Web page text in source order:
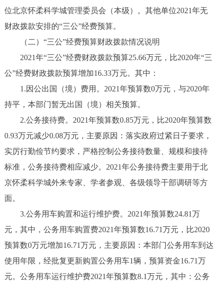
位北京怀柔科学城管理委员会（本级）。其他单位2021年无
财政拨款安排的“三公”经费预算。
（二）“三公”经费预算财政拨款情况说明
2021年“三公”经费财政拨款预算25.66万元，比2020年“三
公”经费财政拨款预算增加16.33万元。其中：
1.因公出国（境）费用。2021年预算数0万元，与2020年
持平，本部门暂无出国（境）相关预算。
2.公务接待费。2021年预算数0.85万元，比2020年预算数
0.93万元减少0.08万元，主要原因：落实政府过紧日子要求，
实厉行勤俭节约要求，严格控制公务接待数量、规模和接待
标准，公务接待费相应减少。2021年公务接待费主要用于北
京怀柔科学城外来专家、学者参观、各级领导干部调研等方
面。
3.公务用车购置和运行维护费。2021年预算数24.81万
元，其中，公务用车购置费2021年预算数16.71万元，比2020
预算数0万元增加16.71万元，主要原因：本部门公务用车到达
使用年限，经批复更新购置公务用车1辆，预算资金16.71万
元。公务用车运行维护费2021年预算数8.1万元，其中：公务